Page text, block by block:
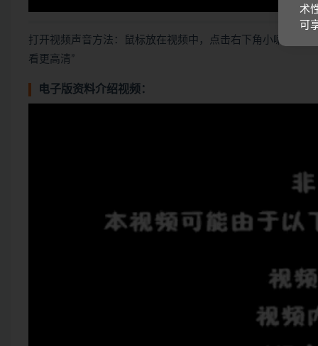
打开视频声音方法：鼠标放在视频中，点击右下角小喇叭图
看更高清”
电子版资料介绍视频：
术
可